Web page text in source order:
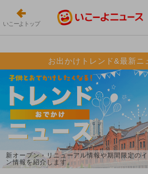
いこーよトップ
お出かけトレンド&最新ニ
新オープン・リニューアル情報や期間限定の
ン情報を紹介します。